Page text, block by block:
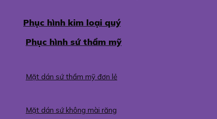
Phục hình kim loại quý
Phục hình sứ thẩm mỹ
Mặt dán sứ thẩm mỹ đơn lẻ
Mặt dán sứ không mài răng